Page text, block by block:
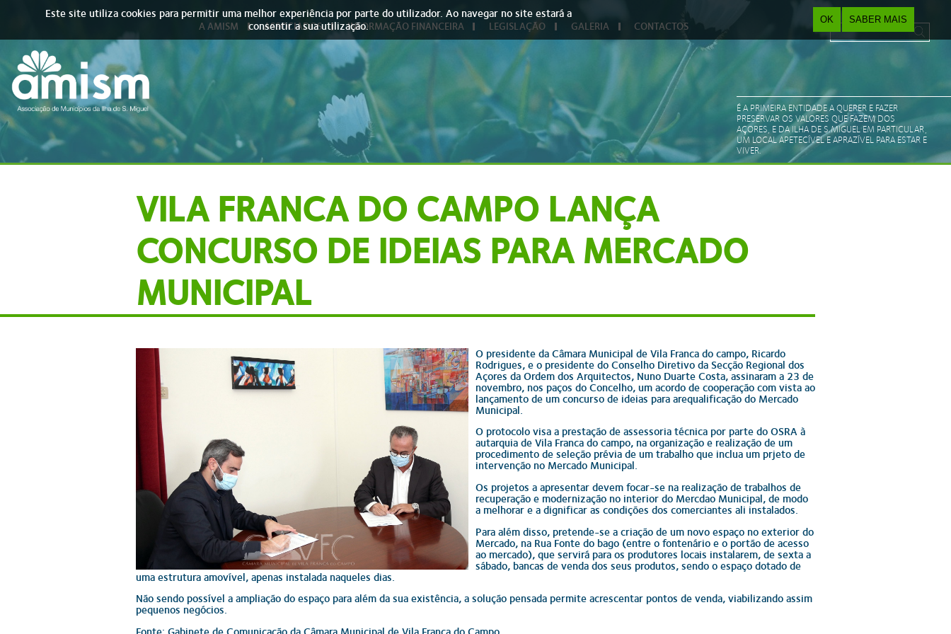
Este site utiliza cookies para permitir uma melhor experiência por parte do utilizador. Ao navegar no site estará a
consentir a sua utilização.
OK SABER MAIS
A AMISM ASSOCIADOS INFORMAÇÃO FINANCEIRA LEGISLAÇÃO GALERIA CONTACTOS
Search form
É A PRIMEIRA ENTIDADE A QUERER E FAZER
PRESERVAR OS VALORES QUE FAZEM DOS
AÇORES, E DA ILHA DE S.MIGUEL EM PARTICULAR,
UM LOCAL APETECÍVEL E APRAZÍVEL PARA ESTAR E
VIVER.
VILA FRANCA DO CAMPO LANÇA
CONCURSO DE IDEIAS PARA MERCADO
MUNICIPAL
O presidente da Câmara Municipal de Vila Franca do campo, Ricardo
Rodrigues, e o presidente do Conselho Diretivo da Secção Regional dos
Açores da Ordem dos Arquitectos, Nuno Duarte Costa, assinaram a 23 de
novembro, nos paços do Concelho, um acordo de cooperação com vista ao
lançamento de um concurso de ideias para arequalificação do Mercado
Municipal.
O protocolo visa a prestação de assessoria técnica por parte do OSRA à
autarquia de Vila Franca do campo, na organização e realização de um
procedimento de seleção prévia de um trabalho que inclua um prjeto de
intervenção no Mercado Municipal.
Os projetos a apresentar devem focar-se na realização de trabalhos de
recuperação e modernização no interior do Mercdao Municipal, de modo
a melhorar e a dignificar as condições dos comerciantes ali instalados.
Para além disso, pretende-se a criação de um novo espaço no exterior do
Mercado, na Rua Fonte do bago (entre o fontenário e o portão de acesso
ao mercado), que servirá para os produtores locais instalarem, de sexta a
sábado, bancas de venda dos seus produtos, sendo o espaço dotado de
uma estrutura amovível, apenas instalada naqueles dias.
Não sendo possível a ampliação do espaço para além da sua existência, a solução pensada permite acrescentar pontos de venda, viabilizando assim
pequenos negócios.